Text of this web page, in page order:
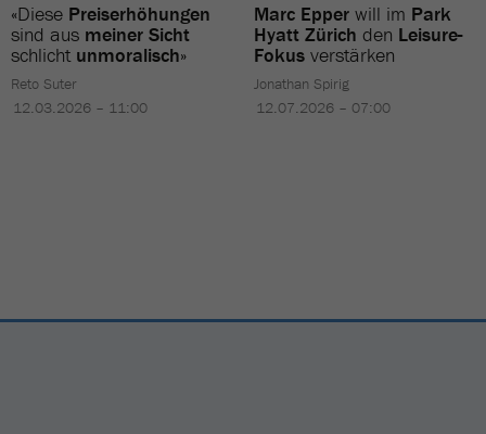
«Diese Preiserhöhungen
sind aus meiner Sicht
schlicht unmoralisch»
Reto Suter
12.03.2026 – 11:00
Marc Epper will im Park
Hyatt Zürich den Leisure-
Fokus verstärken
Jonathan Spirig
12.07.2026 – 07:00